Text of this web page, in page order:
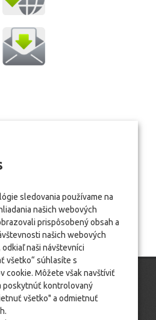
sledovania používame na
našich webových
prispôsobený obsah a
našich webových
naši návštevníci
všetko“ súhlasíte s
cookie. Môžete však navštíviť
poskytnúť kontrolovaný
všetko" a odmietnuť